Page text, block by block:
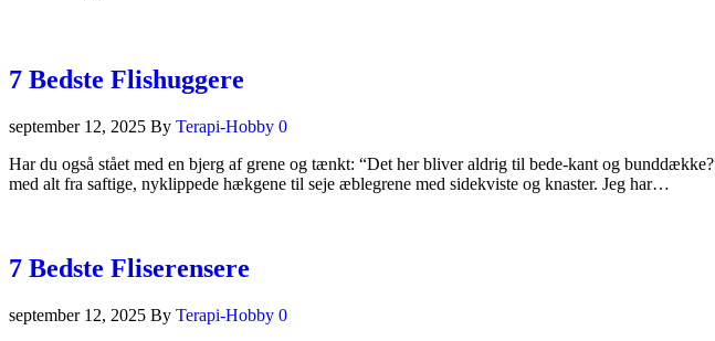
7 Bedste Flishuggere
september 12, 2025 By Terapi-Hobby 0
Har du også stået med en bjerg af grene og tænkt: “Det her bliver aldrig til bede-kant og
med alt fra saftige, nyklippede hækgene til seje æblegrene med sidekviste og knaster. Jeg har…
7 Bedste Fliserensere
september 12, 2025 By Terapi-Hobby 0